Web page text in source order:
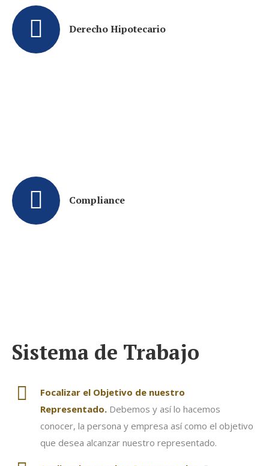
Derecho Hipotecario
Compliance
Sistema de Trabajo
Focalizar el Objetivo de nuestro
Representado. Debemos y así lo hacemos
conocer, la persona y empresa así como el objetivo
que desea alcanzar nuestro representado.